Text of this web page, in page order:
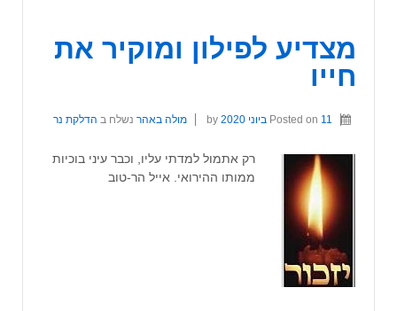
מצדיע לפילון ומוקיר את
חייו
Posted on 11 ביוני 2020 מולה באהר נשלח ב הדלקת נר
רק אתמול למדתי עליו, וכבר עיני בוכיות
ממותו ההירואי. אייל הר-טוב